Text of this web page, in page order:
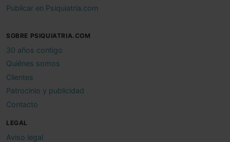
Publicar en Psiquiatria.com
SOBRE PSIQUIATRIA.COM
30 años contigo
Quiénes somos
Clientes
Patrocinio y publicidad
Contacto
LEGAL
Aviso legal